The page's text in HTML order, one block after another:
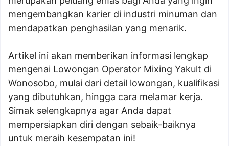
mengembangkan karier di industri minuman dan
mendapatkan penghasilan yang menarik.
Artikel ini akan memberikan informasi lengkap
mengenai Lowongan Operator Mixing Yakult di
Wonosobo, mulai dari detail lowongan, kualifikasi
yang dibutuhkan, hingga cara melamar kerja.
Simak selengkapnya agar Anda dapat
mempersiapkan diri dengan sebaik-baiknya
untuk meraih kesempatan ini!